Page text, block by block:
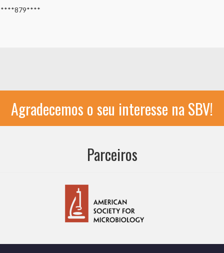
****879****
Agradecemos o seu interesse na SBV!
Parceiros